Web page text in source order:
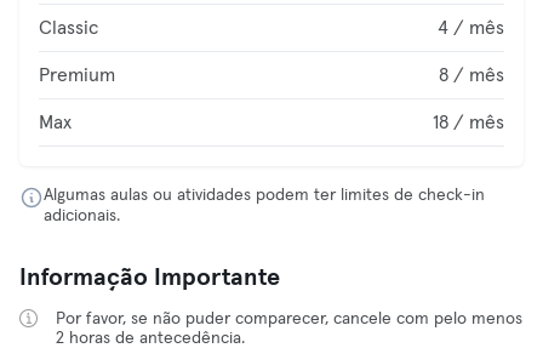
Classic 4 / mês
Premium 8 / mês
Max 18 / mês
Algumas aulas ou atividades podem ter limites de check-in
adicionais.
Informação Importante
Por favor, se não puder comparecer, cancele com pelo menos
2 horas de antecedência.